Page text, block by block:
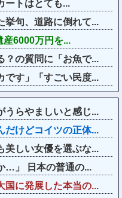
ートはとても...
挙句、道路に倒れて...
産6000万円を...
？の質問に「お魚で...
です」「すごい民度...
うらやましいと感じ...
だけどコイツの正体...
美しい女優を選ぶな...
…」 日本の普通の...
国に発展した本当の...